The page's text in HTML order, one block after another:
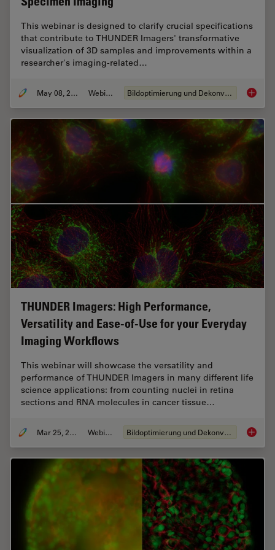
This webinar is designed to clarify crucial specifications
that contribute to THUNDER Imagers' transformative
visualization of 3D samples and improvements within a
researcher's imaging-related…
May 08, 2020 Webinar Bildoptimierung und Dekonvolution
THUNDER Imagers: High Performance,
Versatility and Ease-of-Use for your Everyday
Imaging Workflows
This webinar will showcase the versatility and
performance of THUNDER Imagers in many different life
science applications: from counting nuclei in retina
sections and RNA molecules in cancer tissue…
Mar 25, 2020 Webinar Bildoptimierung und Dekonvolution